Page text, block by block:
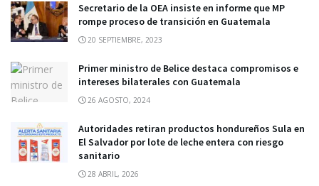
Secretario de la OEA insiste en informe que MP
rompe proceso de transición en Guatemala
20 SEPTIEMBRE, 2023
Primer ministro de Belice destaca compromisos e
intereses bilaterales con Guatemala
26 AGOSTO, 2024
Autoridades retiran productos hondureños Sula en
El Salvador por lote de leche entera con riesgo
sanitario
28 ABRIL, 2026